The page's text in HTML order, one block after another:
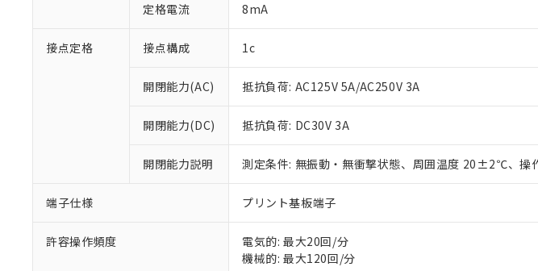
定格電流 8mA
接点定格 接点構成 1c
開閉能力(AC) 抵抗負荷: AC125V 5A/AC250V 3A
開閉能力(DC) 抵抗負荷: DC30V 3A
開閉能力説明 測定条件: 無振動・無衝撃状態、周囲温度 20±2℃、操
端子仕様 プリント基板端子
許容操作頻度
電気的: 最大20回/分
機械的: 最大120回/分
ご利用条件
以下の条件をお読みいただき、同意のうえご利用く
本サービスは、当社制御機器事業取扱商品の
くものです。
のであり、閲覧された時点での実際の在庫お
い。
※1 対応状況
対応予定なし：EU RoHS指令（10物質）の非含有
調査・確認中：EU RoHS指令（10物質）の非含有
仕入先様の事情により、非含有部品としていたもの
があります。
*EU RoHS指令（10物質）：
六価クロム(Cr(Ⅵ)) 1000ppm以下、ポリ臭化ビフェニル類(PBB)
但し、RoHS指令で産業用監視および制御機器に対する適用除外項目
フタル酸エステル類の４物質については閾値を超える意図的な使用
※1 中国RoHS○×表
「○」：最大均質材料含有率が中国RoHSの基準値以
「×」：最大均質材料含有率が中国RoHSの基準値を
*中国RoHS10物質の基準値 (GB/T26572)：
Pb(鉛) :1000ppm、 Hg(水銀) : 1000ppm、 Cd(カドミウム) :
Cr(Ⅵ)(六価クロム) : 1000ppm、 PBBs(ポリ臭化ビフェニル類) :
DBP(フタル酸ジブチル) : 1000ppm、 DIBP(フタル酸ジイソブチル
当社は、これら貴社製品のうち、外国為替お
う）を輸出または国外への提供する場合は、
当社は規制貨物を破棄する場合は、完全に破
ます。
当社は貴社製品を、核兵器、ミサイル、化学
記
号
説明
○ 一定数以上の在庫あり